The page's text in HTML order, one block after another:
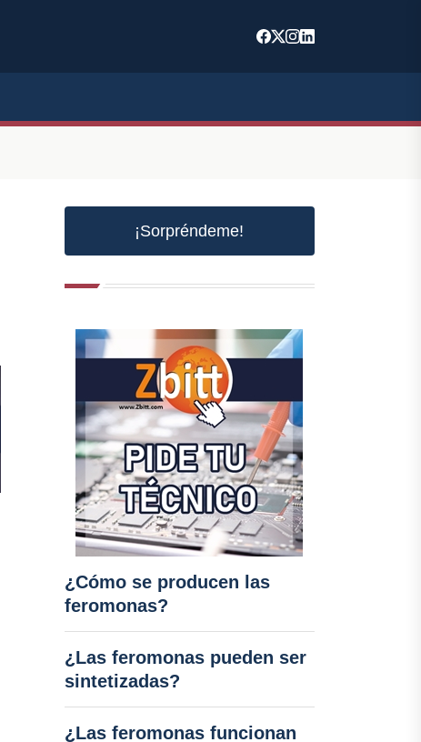
¡Sorpréndeme!
¿Cómo se producen las
feromonas?
¿Las feromonas pueden ser
sintetizadas?
¿Las feromonas funcionan